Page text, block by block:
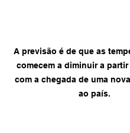
A previsão é de que as
comecem a diminuir a partir
com a chegada de uma
ao país.